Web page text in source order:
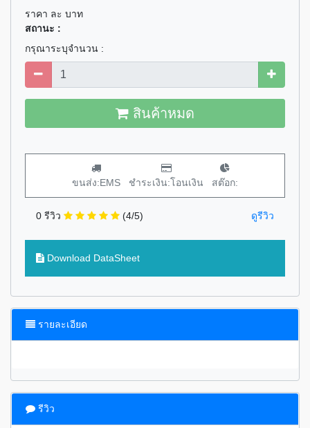
ราคา ละ บาท
สถานะ :
กรุณาระบุจำนวน :
สินค้าหมด
ขนส่ง:EMS ชำระเงิน:โอนเงิน สต๊อก:
0 รีวิว (4/5) ดูรีวิว
Download DataSheet
รายละเอียด
รีวิว